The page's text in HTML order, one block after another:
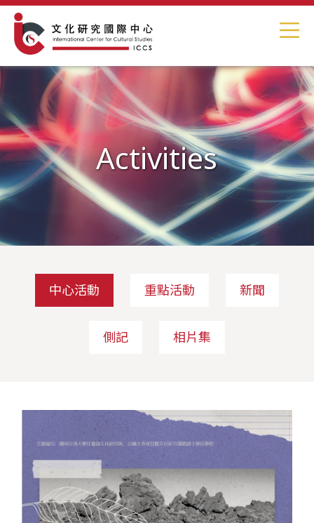
Activities
中心活動 重點活動 新聞
側記 相片集